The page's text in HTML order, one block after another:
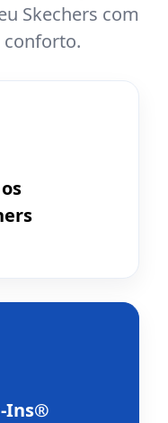
Skechers com
conforto.
Ins®